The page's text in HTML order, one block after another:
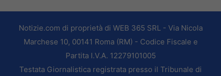
Notizie.com di proprietà di WEB 365 SRL - Via Nicola
Marchese 10, 00141 Roma (RM) - Codice Fiscale e
Partita I.V.A. 12279101005
Testata Giornalistica registrata presso il Tribunale di